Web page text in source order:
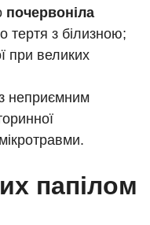
та неврології
почервоніла
тертя з білизною;
при великих
з неприємним
папілом